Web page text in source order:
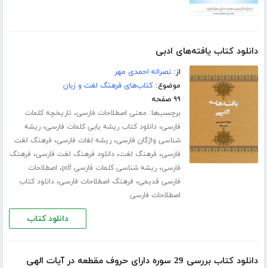
دانلود کتاب یافته‌های ادبی
از:نصراله احمدی مهر
موضوع:کتاب‌های فرهنگ لغت و زبان
۹۹ صفحه
برچسب‌ها: معنی اصطلاحات فارسی، تاریخچه کلمات
فارسی،دانلود کتاب ریشه یابی کلمات فارسی،ریشه
شناسی واژگان فارسی،ریشه لغات فارسی، فرهنگ لغت
فارسی، فرهنگ لغت،دانلود فرهنگ لغت فارسی، فرهنگ
فارسی،ریشه شناسی کلمات فارسی pdf ، اصطلاحات
فارسی قدیمی، فرهنگ اصطلاحات فارسی،دانلود کتاب
اصطلاحات فارسی
دانلود کتاب
دانلود کتاب بررسی 29 سوره دارای حروف مقطعه در آیات الهی